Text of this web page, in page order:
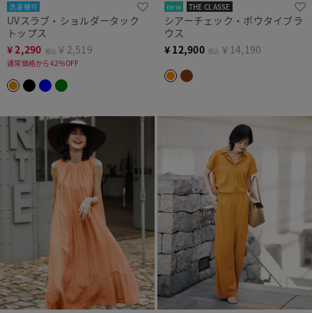
洗濯機可
UVスラブ・ショルダータック
トップス
¥2,290 税込 ￥2,519
通常価格から42%OFF
new THE CLASSE
シアーチェック・ボウタイブラ
ウス
¥ 12,900 税込 ￥14,190